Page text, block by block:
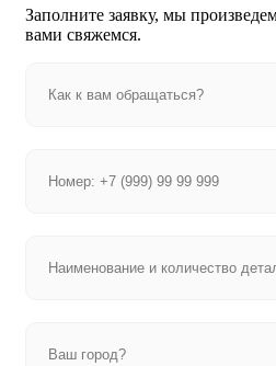
Заполните заявку, мы
вами свяжемся.